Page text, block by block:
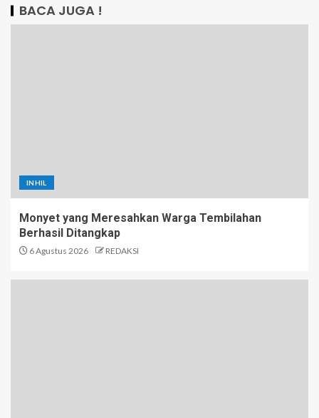
BACA JUGA !
INHIL
Monyet yang Meresahkan Warga Tembilahan
Berhasil Ditangkap
6 Agustus 2026 REDAKSI